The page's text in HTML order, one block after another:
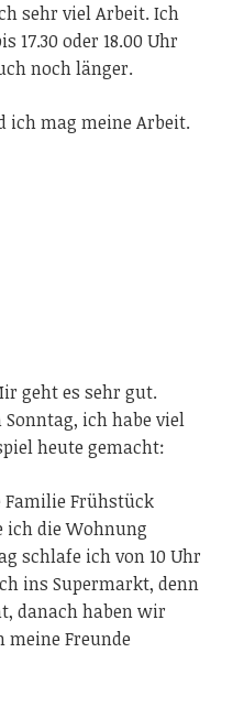
sehr viel Arbeit. Ich
17.30 oder 18.00 Uhr
noch länger.
ich mag meine Arbeit.
geht es sehr gut.
ich habe viel
heute gemacht:
Frühstück
ich die Wohnung
schlafe ich von 10 Uhr
ins Supermarkt, denn
danach haben wir
meine Freunde